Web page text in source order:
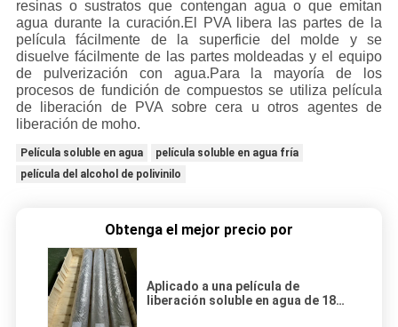
resinas o sustratos que contengan agua o que emitan
agua durante la curación.El PVA libera las partes de la
película fácilmente de la superficie del molde y se
disuelve fácilmente de las partes moldeadas y el equipo
de pulverización con agua.Para la mayoría de los
procesos de fundición de compuestos se utiliza película
de liberación de PVA sobre cera u otros agentes de
liberación de moho.
Película soluble en agua
película soluble en agua fría
película del alcohol de polivinilo
Obtenga el mejor precio por
Aplicado a una película de
liberación soluble en agua de 1870